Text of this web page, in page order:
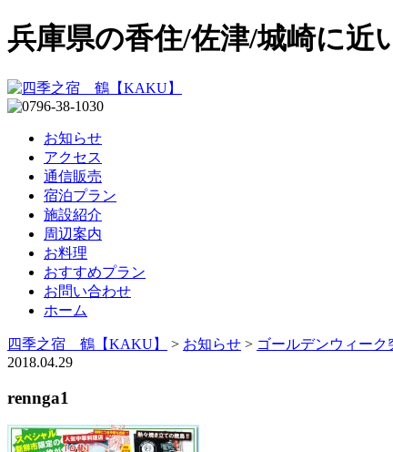
兵庫県の香住/佐津/城崎に近
お知らせ
アクセス
通信販売
宿泊プラン
施設紹介
周辺案内
お料理
おすすめプラン
お問い合わせ
ホーム
四季之宿 鶴【KAKU】 > お知らせ > ゴールデンウィーク
2018.04.29
rennga1